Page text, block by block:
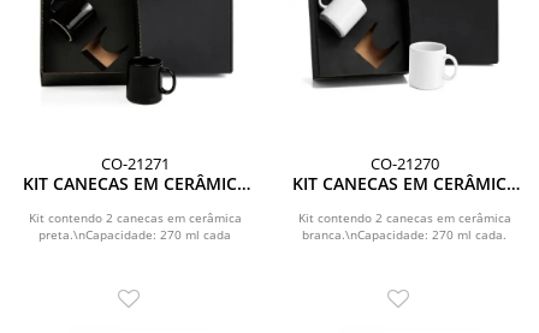
CO-21271
KIT CANECAS EM CERÂMICA
Kit contendo 2 canecas em cerâmica
preta.\nCapacidade: 270 ml cada
CO-21270
KIT CANECAS EM CERÂMICA
Kit contendo 2 canecas em cerâmica
branca.\nCapacidade: 270 ml cada.